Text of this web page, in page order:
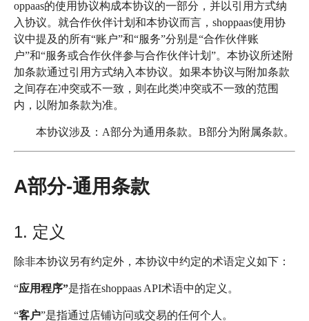
oppaas的使用协议构成本协议的一部分，并以引用方式纳
入协议。就合作伙伴计划和本协议而言，shoppaas使用协
议中提及的所有“账户”和“服务”分别是“合作伙伴账
户”和“服务或合作伙伴参与合作伙伴计划”。本协议所述附
加条款通过引用方式纳入本协议。如果本协议与附加条款
之间存在冲突或不一致，则在此类冲突或不一致的范围
内，以附加条款为准。
本协议涉及：A部分为通用条款。B部分为附属条款。
A部分-通用条款
1. 定义
除非本协议另有约定外，本协议中约定的术语定义如下：
“应用程序”是指在shoppaas API术语中的定义。
“客户”是指通过店铺访问或交易的任何个人。